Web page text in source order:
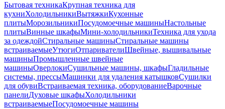
Бытовая техникаКрупная техника для
кухниХолодильникиВытяжкиКухонные
плитыМорозильникиПосудомоечные машиныНастольные
плитыВинные шкафыМини-холодильникиТехника для ухода
за одеждойСтиральные машиныСтиральные машины
встраиваемыеУтюгиОтпаривателиШвейные, вышивальные
машиныПромышленные швейные
машиныОверлокиСушильные машины, шкафыГладильные
системы, прессыМашинки для удаления катышковСушилки
для обувиВстраиваемая техника, оборудованиеВарочные
панелиДуховые шкафыХолодильники
встраиваемыеПосудомоечные машины